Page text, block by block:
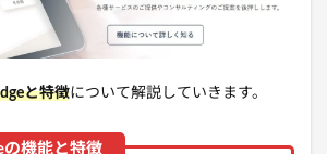
と特徴について解説していきます。